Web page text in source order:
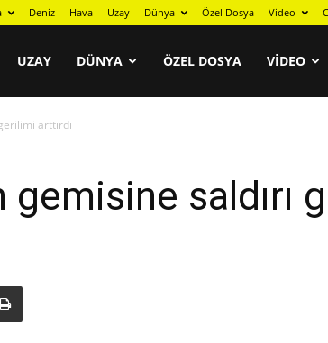
Deniz Hava Uzay Dünya Özel Dosya Video
UZAY DÜNYA ÖZEL DOSYA VIDEO
arttırdı
gemisine saldırı